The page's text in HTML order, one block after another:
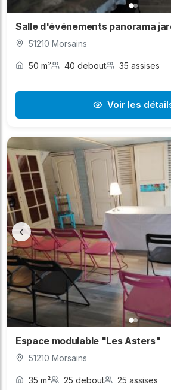
Salle d'événements panorama
51210 Morsains
50 m² 40 debout 35 assises
Voir les
‹
Espace modulable "Les Asters"
51210 Morsains
35 m² 25 debout 25 assises